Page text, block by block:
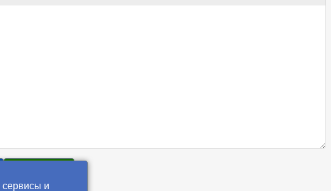
сервисы и